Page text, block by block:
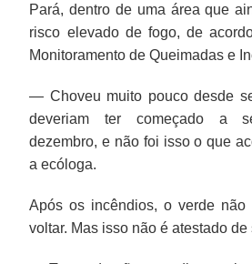
Pará, dentro de uma área que
risco elevado de fogo, de
Monitoramento de Queimadas e
— Choveu muito pouco desde
deveriam ter começado a
dezembro, e não foi isso o que
a ecóloga.
Após os incêndios, o verde não
voltar. Mas isso não é atestado